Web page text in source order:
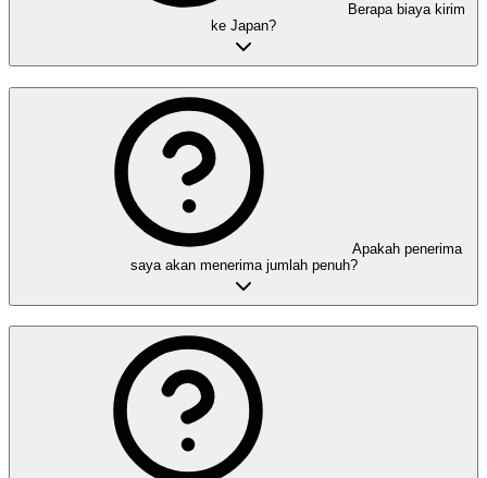
Berapa biaya kirim
ke Japan?
Apakah penerima
saya akan menerima jumlah penuh?